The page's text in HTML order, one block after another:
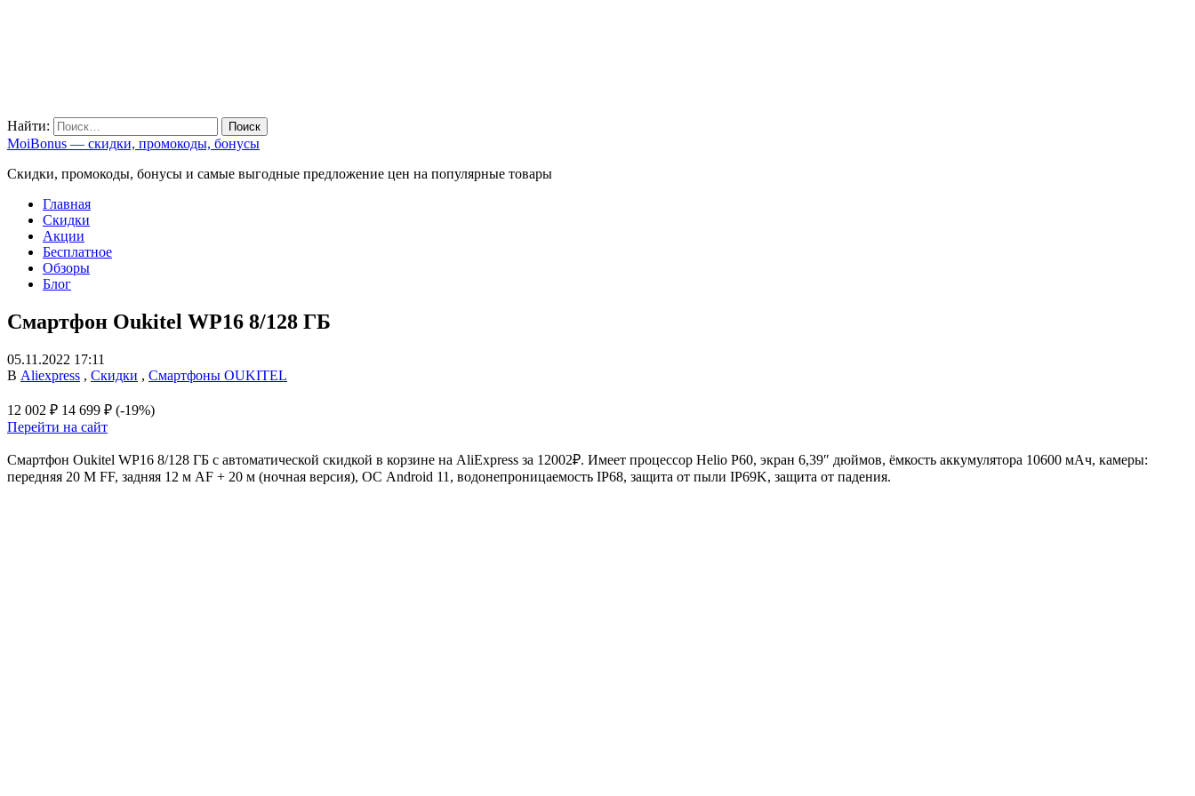
Найти:
MoiBonus — скидки, промокоды, бонусы
Скидки, промокоды, бонусы и самые выгодные предложение цен на популярные товары
Главная
Скидки
Акции
Бесплатное
Обзоры
Блог
Смартфон Oukitel WP16 8/128 ГБ
05.11.2022 17:11
В Aliexpress , Скидки , Смартфоны OUKITEL
12 002 ₽ 14 699 ₽ (-19%)
Перейти на сайт
Смартфон Oukitel WP16 8/128 ГБ с автоматической скидкой в корзине на AliExpress за 12002₽. Имеет процессор Helio P60, экран 6,39″ дюймов, ёмкость аккумулятора 10600 мАч, камеры:
передняя 20 М FF, задняя 12 м AF + 20 м (ночная версия), ОС Android 11, водонепроницаемость IP68, защита от пыли IP69K, защита от падения.